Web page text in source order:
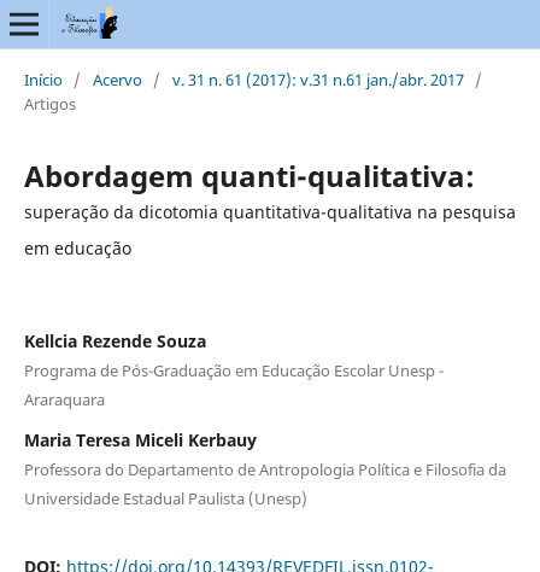
Início / Acervo / v. 31 n. 61 (2017): v.31 n.61 jan./abr. 2017 /
Artigos
Abordagem quanti-qualitativa:
superação da dicotomia quantitativa-qualitativa na pesquisa
em educação
Kellcia Rezende Souza
Programa de Pós-Graduação em Educação Escolar Unesp -
Araraquara
Maria Teresa Miceli Kerbauy
Professora do Departamento de Antropologia Política e Filosofia da
Universidade Estadual Paulista (Unesp)
DOI: https://doi.org/10.14393/REVEDFIL.issn.0102-